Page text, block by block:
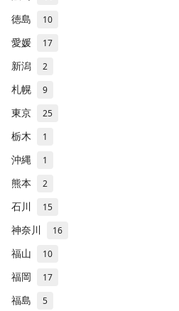
徳島 10
愛媛 17
新潟 2
札幌 9
東京 25
栃木 1
沖縄 1
熊本 2
石川 15
神奈川 16
福山 10
福岡 17
福島 5